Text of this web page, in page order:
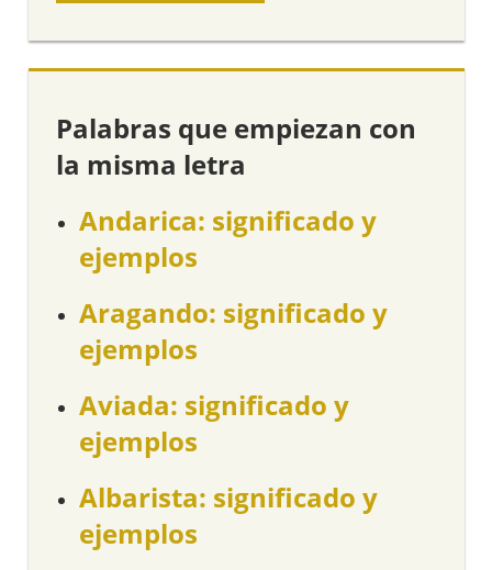
Palabras que empiezan con
la misma letra
Andarica: significado y
ejemplos
Aragando: significado y
ejemplos
Aviada: significado y
ejemplos
Albarista: significado y
ejemplos